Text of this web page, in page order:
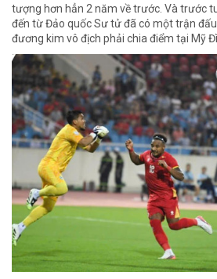
tượng hơn hẳn 2 năm về trước. Và trước
đến từ Đảo quốc Sư tử đã có một trận
đương kim vô địch phải chia điểm tại Mỹ